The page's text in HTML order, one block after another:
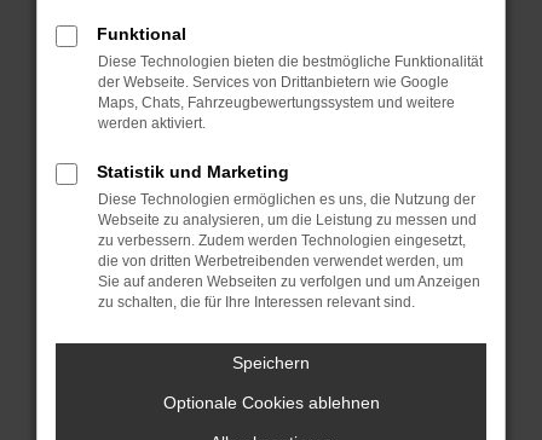
Fenster?
Starte dein Gerät neu.
Das kann manchmal helfen, vorübergehende
Probleme zu beheben.
Betriebssystem auf dem neuesten Stand
sind.
Veraltete Software birgt nicht nur ein
Sicherheitsrisiko, sondern kann auch dazu
führen, dass bestimmte Funktionen nicht mehr
unterstützt werden.
Wende dich an den Webseitenbetreiber.
Wenn du alle oben genannten Schritte versucht
hast, kontaktiere uns bitte. Wir werden
versuchen, das Problem zu beheben. Du kannst
Funktional
Diese Technologien bieten die bestmögliche Funktionalität
der Webseite. Services von Drittanbietern wie Google
Maps, Chats, Fahrzeugbewertungssystem und weitere
werden aktiviert.
Statistik und Marketing
Diese Technologien ermöglichen es uns, die Nutzung der
Webseite zu analysieren, um die Leistung zu messen und
zu verbessern. Zudem werden Technologien eingesetzt,
die von dritten Werbetreibenden verwendet werden, um
Sie auf anderen Webseiten zu verfolgen und um Anzeigen
zu schalten, die für Ihre Interessen relevant sind.
Speichern
Optionale Cookies ablehnen